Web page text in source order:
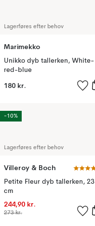
Lagerføres efter behov
Marimekko
Unikko dyb tallerken, White-
red-blue
180 kr.
Lagerføres efter behov
Villeroy & Boch
Petite Fleur dyb tallerken, 23
cm
244,90 kr.
273 kr.
-10%